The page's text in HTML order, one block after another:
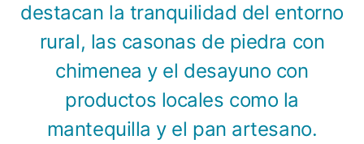
destacan la tranquilidad del entorno
rural, las casonas de piedra con
chimenea y el desayuno con
productos locales como la
mantequilla y el pan artesano.